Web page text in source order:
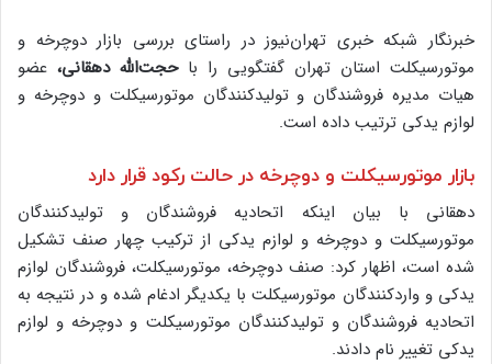
خبرنگار شبکه خبری تهران‌نیوز در راستای بررسی بازار دوچرخه و
موتورسیکلت استان تهران گفتگویی را باحجت‌الله دهقانی، عضو
هیات مدیره فروشندگان و تولیدکنندگان موتورسیکلت و دوچرخه و
لوازم یدکی ترتیب داده است.
بازار موتورسیکلت و دوچرخه در حالت رکود قرار دارد
دهقانی با بیان اینکه اتحادیه فروشندگان و تولیدکنندگان
موتورسیکلت و دوچرخه و لوازم یدکی از ترکیب چهار صنف تشکیل
شده است، اظهار کرد: صنف دوچرخه، موتورسیکلت، فروشندگان لوازم
یدکی و واردکنندگان موتورسیکلت با یکدیگر ادغام شده و در نتیجه به
اتحادیه فروشندگان و تولیدکنندگان موتورسیکلت و دوچرخه و لوازم
یدکی تغییر نام دادند.